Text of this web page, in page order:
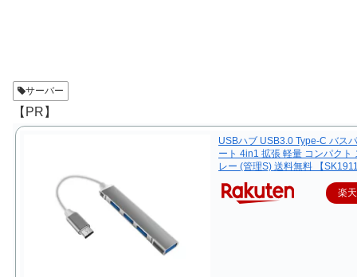
サーバー
【PR】
USBハブ USB3.0 Type-C バス
ート 4in1 拡張 軽量 コンパクト
レー (管理S) 送料無料 【
楽